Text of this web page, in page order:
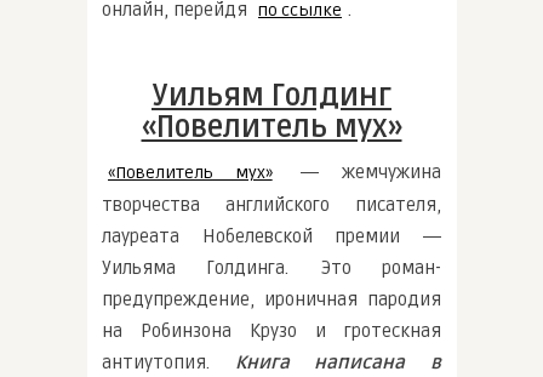
онлайн, перейдя по ссылке .
Уильям Голдинг
«Повелитель мух»
«Повелитель мух»
― жемчужина
творчества английского писателя,
лауреата Нобелевской премии ―
Уильяма Голдинга. Это роман-
предупреждение, ироничная пародия
на Робинзона Крузо и гротескная
антиутопия. Книга написана в